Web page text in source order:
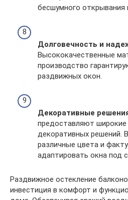
бесшумного открывания
Долговечность и
Высококачественные
производство
раздвижных окон.
Декоративные
предоставляют
декоративных решений.
различные цвета и
адаптировать окна под
Раздвижное остекление
инвестиция в комфорт и